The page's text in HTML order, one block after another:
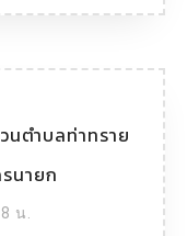
นตำบลท่าทราย
นายก
น.